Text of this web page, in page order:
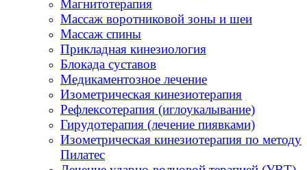
Магнитотерапия
Массаж воротниковой зоны и шеи
Массаж спины
Прикладная кинезиология
Блокада суставов
Медикаментозное лечение
Изометрическая кинезиотерапия
Рефлексотерапия (иглоукалывание)
Гирудотерапия (лечение пиявками)
Изометрическая кинезиотерапия по методу
Пилатес